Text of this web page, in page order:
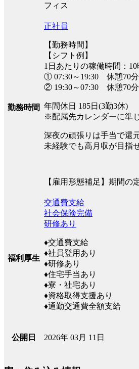
フィス
勤務時間
正社員
【勤務時間】
【シフト例】
1日あたりの稼働時間：10
① 07:30～19:30 休憩70分
② 19:30～07:30 休憩70分
年間休日 185日(3勤3休)
※配属先カレンダーに準
深夜の頑張りは手当で還元
未経験でも高月収が目指
【雇用形態補足】期間の
福利厚生
交通費支給
社会保険完備
研修あり
♦交通費支給
♦社員登用あり
♦研修あり
♦住宅手当あり
♦寮・社宅あり
♦資格取得支援あり
♦通勤交通費全額支給
公開日 2026年 03月 11日